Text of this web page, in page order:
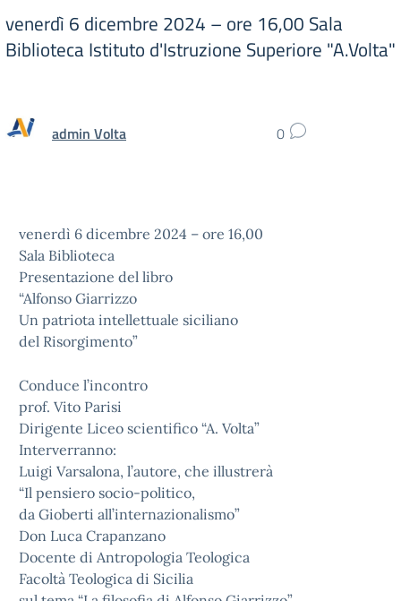
venerdì 6 dicembre 2024 – ore 16,00 Sala
Biblioteca Istituto d'Istruzione Superiore "A.Volta"
admin Volta 0
venerdì 6 dicembre 2024 – ore 16,00
Sala Biblioteca
Presentazione del libro
“Alfonso Giarrizzo
Un patriota intellettuale siciliano
del Risorgimento”
Conduce l’incontro
prof. Vito Parisi
Dirigente Liceo scientifico “A. Volta”
Interverranno:
Luigi Varsalona, l’autore, che illustrerà
“Il pensiero socio-politico,
da Gioberti all’internazionalismo”
Don Luca Crapanzano
Docente di Antropologia Teologica
Facoltà Teologica di Sicilia